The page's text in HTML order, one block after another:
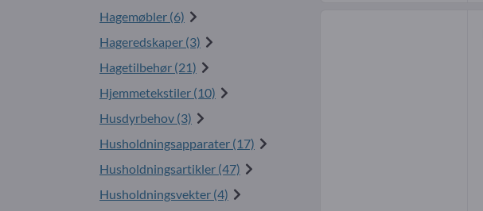
Hagemøbler (6)
Hageredskaper (3)
Hagetilbehør (21)
Hjemmetekstiler (10)
Husdyrbehov (3)
Husholdningsapparater (17)
Husholdningsartikler (47)
Husholdningsvekter (4)